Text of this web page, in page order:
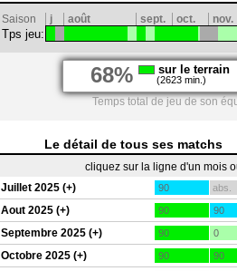
Saison j août sept. oct. nov.
Tps jeu:
68% sur le terrain
(2623 min.)
Temps total de jeu de son
Le détail de tous ses matchs
cliquez sur la ligne d'un mois
Juillet 2025 (+)
90 abs.
Aout 2025 (+) 90 90
Septembre 2025 (+) 90 0
Octobre 2025 (+) 90 90